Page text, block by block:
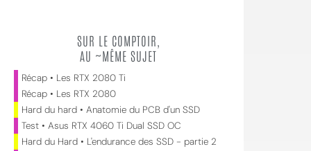
SUR LE COMPTOIR,
AU ~MÊME SUJET
Récap • Les RTX 2080 Ti
Récap • Les RTX 2080
Hard du hard • Anatomie du PCB d'un SSD
Test • Asus RTX 4060 Ti Dual SSD OC
Hard du Hard • L'endurance des SSD - partie 2